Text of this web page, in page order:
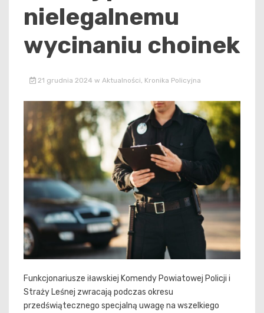
nielegalnemu
wycinaniu choinek
21 grudnia 2024 w Aktualności, Kronika Policyjna
Funkcjonariusze iławskiej Komendy Powiatowej Policji i
Straży Leśnej zwracają podczas okresu
przedświątecznego specjalną uwagę na wszelkiego